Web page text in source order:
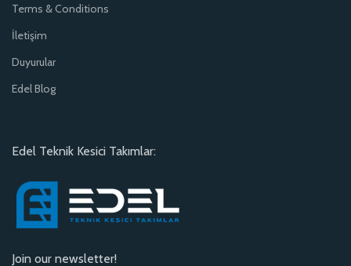
Terms & Conditions
İletişim
Duyurular
Edel Blog
Edel Teknik Kesici Takımlar:
Join our newsletter!